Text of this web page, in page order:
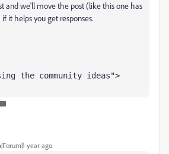
and we'll move the post (like this one has
it helps you get responses.
the community ideas">
year ago